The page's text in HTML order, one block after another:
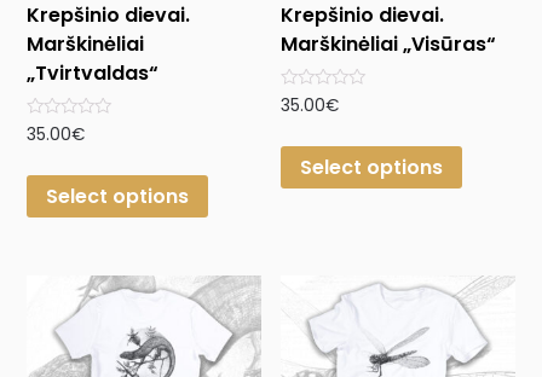
Krepšinio dievai.
Marškinėliai
„Tvirtvaldas“
Rated
0
of
35.00€
Select options
Krepšinio dievai.
Marškinėliai „Visūras“
Rated
0
of
35.00€
Select options